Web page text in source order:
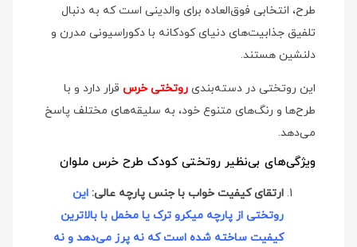
طرح، انتخابی فوق‌العاده برای والدینی است که به دنبال
تلفیق جذابیت‌های دنیای کودکانه با دکوراسیونی مدرن و
دلنشین هستند.
این روتختی در دسته‌بندی روتختی خرس قرار دارد و با
طرح‌ها و رنگ‌های متنوع خود، به سلیقه‌های مختلف پاسخ
می‌دهد.
ویژگی‌های بی‌نظیر روتختی کودک طرح خرس ملوان
ارتقای کیفیت خواب با جنس پارچه عالی: این
روتختی از پارچه میکرو ترک یا مخمل با بالاترین
کیفیت ساخته شده است که نه پرز می‌دهد و نه